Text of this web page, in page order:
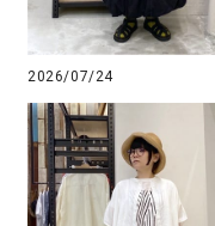
2026/07/24